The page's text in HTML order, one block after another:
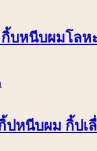
กิ้บหนีบผมโลห
กิ้ปหนีบผม กิ้ปเ